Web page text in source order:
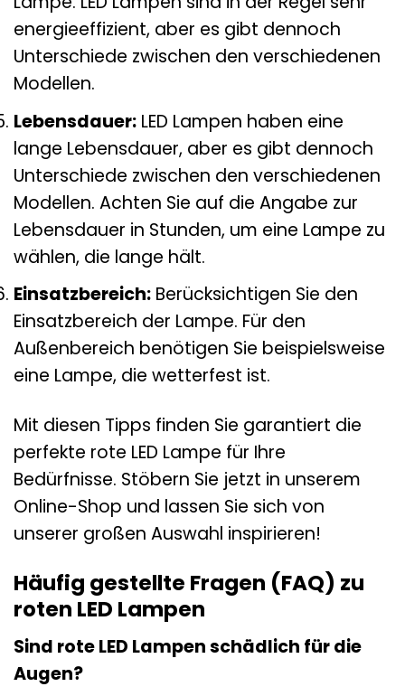
energieeffizient, aber es gibt dennoch
Unterschiede zwischen den verschiedenen
Modellen.
Lebensdauer: LED Lampen haben eine
lange Lebensdauer, aber es gibt dennoch
Unterschiede zwischen den verschiedenen
Modellen. Achten Sie auf die Angabe zur
Lebensdauer in Stunden, um eine Lampe zu
wählen, die lange hält.
Einsatzbereich: Berücksichtigen Sie den
Einsatzbereich der Lampe. Für den
Außenbereich benötigen Sie beispielsweise
eine Lampe, die wetterfest ist.
Mit diesen Tipps finden Sie garantiert die
perfekte rote LED Lampe für Ihre
Bedürfnisse. Stöbern Sie jetzt in unserem
Online-Shop und lassen Sie sich von
unserer großen Auswahl inspirieren!
Häufig gestellte Fragen (FAQ) zu
roten LED Lampen
Sind rote LED Lampen schädlich für die
Augen?